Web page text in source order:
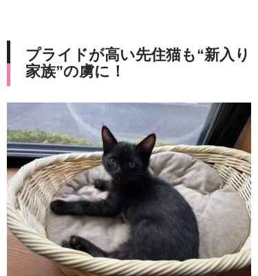
プライドが高い先住猫も“新入り
家族”の虜に！